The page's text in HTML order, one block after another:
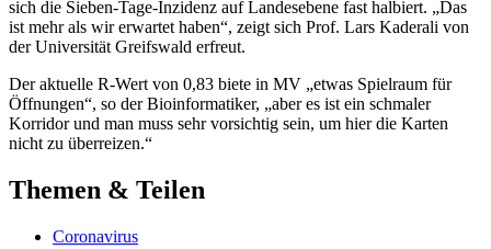
sich die Sieben-Tage-Inzidenz auf Landesebene fast halbiert. „Das
ist mehr als wir erwartet haben“, zeigt sich Prof. Lars Kaderali von
der Universität Greifswald erfreut.
Der aktuelle R-Wert von 0,83 biete in MV „etwas Spielraum für
Öffnungen“, so der Bioinformatiker, „aber es ist ein schmaler
Korridor und man muss sehr vorsichtig sein, um hier die Karten
nicht zu überreizen.“
Themen & Teilen
Coronavirus